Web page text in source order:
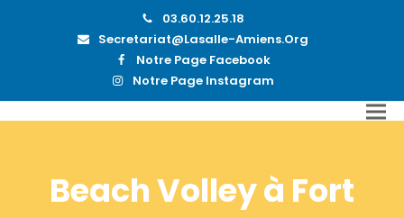
03.60.12.25.18
Secretariat@lasalle-Amiens.org
Notre Page Facebook
Notre Page Instagram
Beach Volley à Fort